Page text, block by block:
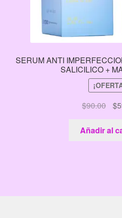
SERUM ANTI
SALICILICO +
$90.00
El
era:
$
Añadir al